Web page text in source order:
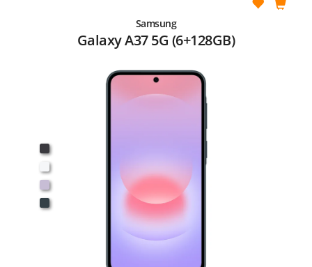
Samsung
Galaxy A37 5G (6+128GB)